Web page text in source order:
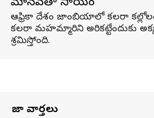
మానవతా సాయం
ఆఫ్రికా దేశం జాంబియాలో కలరా కల్లోలం
కలరా మహమ్మారిని అరికట్టేందుకు
శ్రమిస్తోంది.
తాజా వార్తలు